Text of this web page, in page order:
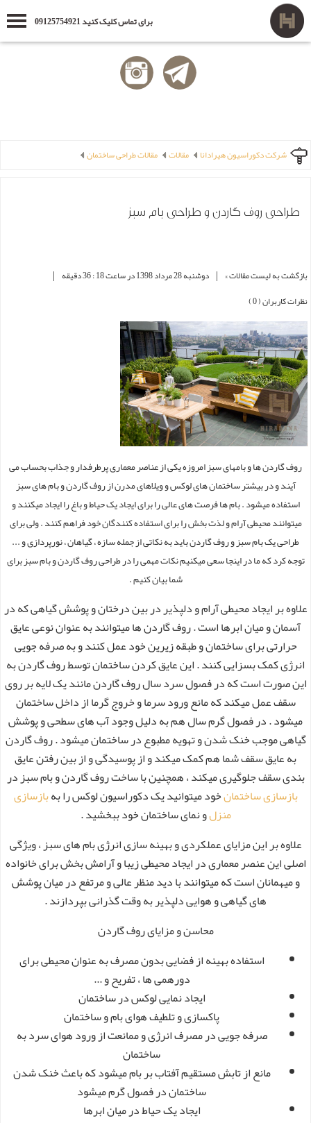
برای تماس کلیک کنید 09125754921
شرکت دکوراسیون هیرادانا مقالات مقالات طراحی ساختمان
طراحی روف گاردن و طراحی بام سبز
بازگشت به لیست مقالات » | دوشنبه 28 مرداد 1398 در ساعت 18 : 36 دقیقه |
نظرات کاربران ( 0 )
روف گاردن ها و بامهای سبز امروزه یکی از عناصر معماری پرطرفدار و جذاب بحساب می
آیند و در بیشتر ساختمان های لوکس و ویلاهای مدرن از روف گاردن و بام های سبز
استفاده میشود . بام ها فرصت های عالی را برای ایجاد یک حیاط و باغ را ایجاد میکنند و
میتوانند محیطی آرام و لذت بخش را برای استفاده کنندگان خود فراهم کنند . ولی برای
طراحی یک بام سبز و روف گاردن باید به نکاتی از جمله سازه ، گیاهان ، نورپردازی و ...
توجه کرد که ما در اینجا سعی میکنیم نکات مهمی را در طراحی روف گاردن و بام سبز برای
شما بیان کنیم .
علاوه بر ایجاد محیطی آرام و دلپذیر در بین درختان و پوشش گیاهی که در
آسمان و میان ابرها است . روف گاردن ها میتوانند به عنوان نوعی عایق
حرارتی برای ساختمان و طبقه زیرین خود عمل کنند و به صرفه جویی
انرژی کمک بسزایی کنند . این عایق کردن ساختمان توسط روف گاردن به
این صورت است که در فصول سرد سال روف گاردن مانند یک لایه بر روی
سقف عمل میکند که مانع ورود سرما و خروج گرما از داخل ساختمان
میشود . در فصول گرم سال هم به دلیل وجود آب های سطحی و پوشش
گیاهی موجب خنک شدن و تهویه مطبوع در ساختمان میشود . روف گاردن
به عایق سقف شما هم کمک میکند و از پوسیدگی و از بین رفتن عایق
بندی سقف جلوگیری میکند ، همچنین با ساخت روف گاردن و بام سبز در
بازسازی ساختمانخود میتوانید یک دکوراسیون لوکس را بهبازسازی
منزلو نمای ساختمان خود ببخشید .
علاوه بر این مزایای عملکردی و بهینه سازی انرژی بام های سبز ، ویژگی
اصلی این عنصر معماری در ایجاد محیطی زیبا و آرامش بخش برای خانواده
و میهمانان است که میتوانند با دید منظر عالی و مرتفع در میان پوشش
های گیاهی و هوایی دلپذیر به وقت گذرانی بپردازند .
محاسن و مزایای روف گاردن
استفاده بهینه از فضایی بدون مصرف به عنوان محیطی برای
دورهمی ها ، تفریح و ...
ایجاد نمایی لوکس در ساختمان
پاکسازی و تلطیف هوای بام و ساختمان
صرفه جویی در مصرف انرژی و ممانعت از ورود هوای سرد به
ساختمان
مانع از تابش مستقیم آفتاب بر بام میشود که باعث خنک شدن
ساختمان در فصول گرم میشود
ایجاد یک حیاط در میان ابرها